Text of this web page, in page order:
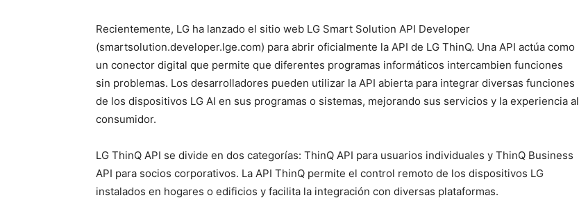
Recientemente, LG ha lanzado el sitio web LG Smart Solution API Developer
(smartsolution.developer.lge.com) para abrir oficialmente la API de LG ThinQ. Una API actúa como
un conector digital que permite que diferentes programas informáticos intercambien funciones
sin problemas. Los desarrolladores pueden utilizar la API abierta para integrar diversas funciones
de los dispositivos LG AI en sus programas o sistemas, mejorando sus servicios y la experiencia al
consumidor.
LG ThinQ API se divide en dos categorías: ThinQ API para usuarios individuales y ThinQ Business
API para socios corporativos. La API ThinQ permite el control remoto de los dispositivos LG
instalados en hogares o edificios y facilita la integración con diversas plataformas.